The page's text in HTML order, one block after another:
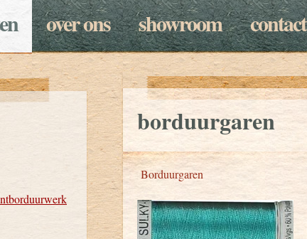
over ons showroom contact
borduurgaren
Borduurgaren